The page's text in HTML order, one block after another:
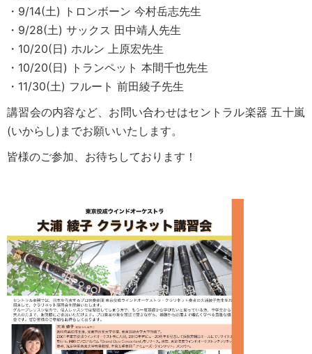
・9/14(土) トロンボーン 今村岳志先生
・9/28(土) サックス 田中靖人先生
・10/20(日) ホルン 上原宏先生
・10/20(日) トランペット 本間千也先生
・11/30(土) フルート 前田綾子先生
講習会の内容など、お問い合わせはセントラル楽器 五十嵐
(いからし)までお願いいたします。
皆様のご参加、お待ちしております！